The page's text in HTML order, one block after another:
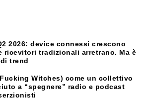
2026: device connessi crescono
ricevitori tradizionali arretrano. Ma è
trend
Fucking Witches) come un collettivo
a “spegnere” radio e podcast